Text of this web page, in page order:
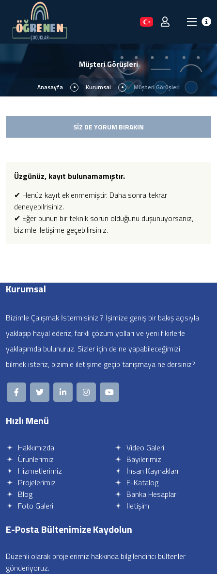
Müşteri Görüşleri
Anasayfa Kurumsal Müşteri Görüşleri
SİZ DE YORUM BIRAKIN
Üzgünüz, kayıt bulunamamıştır.
✔ Henüz kayıt eklenmemiştir. Daha sonra tekrar
deneyebilrisiniz.
✔ Eğer bunun bir teknik sorun olduğunu düşünüyorsanız,
bizimle iletişime geçebilirsiniz.
Kurumsal
Bizimle Çalışmak İstermisiniz ? İşimize geniş bir bakış açısıyla
yaklaşıp hayal ederiz, farklı çözüm yolları ve yeni fikirlerle
yaklaşımda bulunuruz. Sizler için de ne yapabileceğimizi
bilmek isteriz, bizimle iletişime geçip tanışmaya ne dersiniz?
Hızlı Menü
Hakkımızda
Ürünlerimiz
Hizmetlerimiz
Projelerimiz
Blog
Foto Galeri
Video Galeri
Bayilerimiz
İnsan Kaynakları
E-Katalog
Banka Hesapları
İletişim
E-Posta BültenimizeKaydolun
Düzenli olarak projelerimiz hakkında bilgilendirici bültenler
gönderiyoruz.